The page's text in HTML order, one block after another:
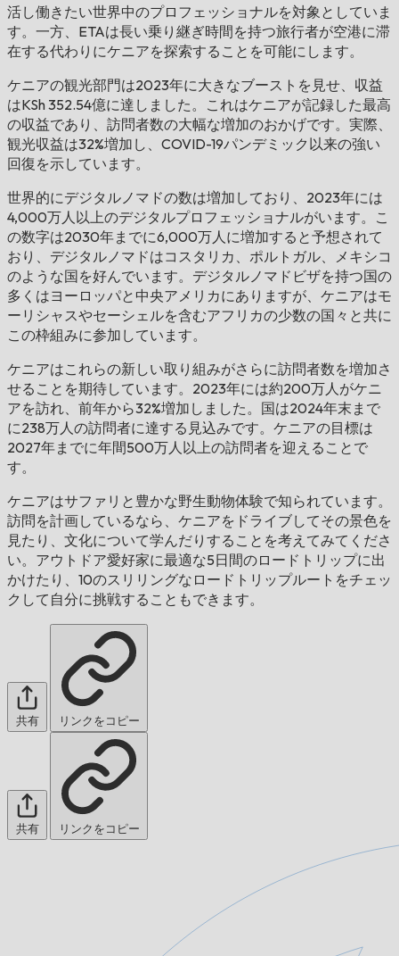
活し働きたい世界中のプロフェッショナルを対象としていま
す。一方、ETAは長い乗り継ぎ時間を持つ旅行者が空港に滞
在する代わりにケニアを探索することを可能にします。
ケニアの観光部門は2023年に大きなブーストを見せ、収益
はKSh 352.54億に達しました。これはケニアが記録した最高
の収益であり、訪問者数の大幅な増加のおかげです。実際、
観光収益は32%増加し、COVID-19パンデミック以来の強い
回復を示しています。
世界的にデジタルノマドの数は増加しており、2023年には
4,000万人以上のデジタルプロフェッショナルがいます。こ
の数字は2030年までに6,000万人に増加すると予想されて
おり、デジタルノマドはコスタリカ、ポルトガル、メキシコ
のような国を好んでいます。デジタルノマドビザを持つ国の
多くはヨーロッパと中央アメリカにありますが、ケニアはモ
ーリシャスやセーシェルを含むアフリカの少数の国々と共に
この枠組みに参加しています。
ケニアはこれらの新しい取り組みがさらに訪問者数を増加さ
せることを期待しています。2023年には約200万人がケニ
アを訪れ、前年から32%増加しました。国は2024年末まで
に238万人の訪問者に達する見込みです。ケニアの目標は
2027年までに年間500万人以上の訪問者を迎えることで
す。
ケニアはサファリと豊かな野生動物体験で知られています。
訪問を計画しているなら、ケニアをドライブしてその景色を
見たり、文化について学んだりすることを考えてみてくださ
い。アウトドア愛好家に最適な5日間のロードトリップに出
かけたり、10のスリリングなロードトリップルートをチェッ
クして自分に挑戦することもできます。
共有 リンクをコピー
共有 リンクをコピー